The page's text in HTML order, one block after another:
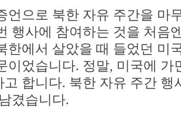
언으로 북한 자유 주간을 마
행사에 참여하는 것을 처음
한에서 살았을 때 들었던 미
이었습니다. 정말, 미국에 가
고 합니다. 북한 자유 주간 행
겼습니다.